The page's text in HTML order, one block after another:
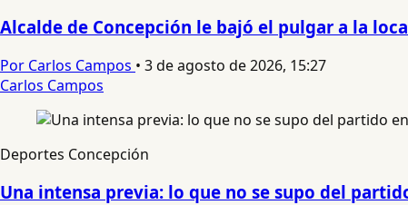
Alcalde de Concepción le bajó el pulgar a la
Por Carlos Campos • 3 de agosto de 2026, 15:27
Carlos Campos
Deportes Concepción
Una intensa previa: lo que no se supo del